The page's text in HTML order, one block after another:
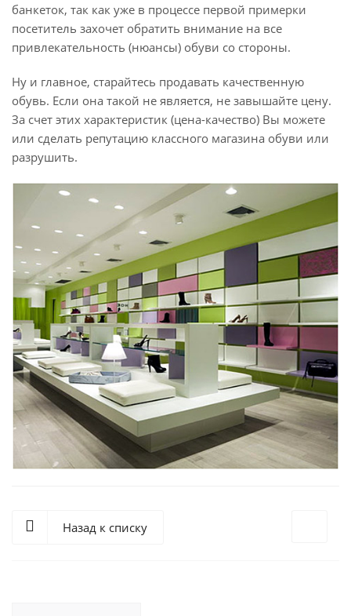
банкеток, так как уже в процессе первой примерки
посетитель захочет обратить внимание на все
привлекательность (нюансы) обуви со стороны.
Ну и главное, старайтесь продавать качественную
обувь. Если она такой не является, не завышайте цену.
За счет этих характеристик (цена-качество) Вы можете
или сделать репутацию классного магазина обуви или
разрушить.
Назад к списку